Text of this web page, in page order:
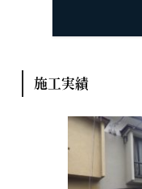
施工実績